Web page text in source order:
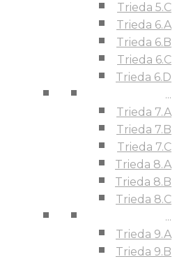
Trieda 5.C
Trieda 6.A
Trieda 6.B
Trieda 6.C
Trieda 6.D
...
Trieda 7.A
Trieda 7.B
Trieda 7.C
Trieda 8.A
Trieda 8.B
Trieda 8.C
...
Trieda 9.A
Trieda 9.B